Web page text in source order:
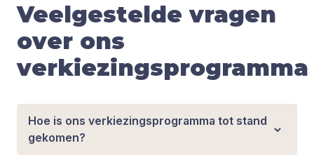
Veelgestelde vragen
over ons
verkiezingsprogramma
Hoe is ons verkiezingsprogramma tot stand
gekomen?